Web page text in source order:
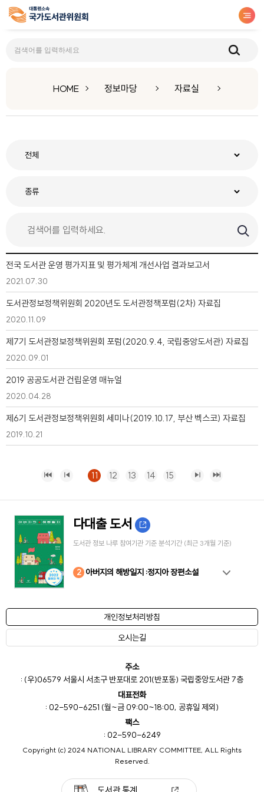
HOME 정보마당 자료실
전국 도서관 운영 평가지표 및 평가체계 개선사업 결과보고서
2021.07.30
도서관정보정책위원회 2020년도 도서관정책포럼(2차) 자료집
2020.11.09
제7기 도서관정보정책위원회 포럼(2020.9.4, 국립중앙도서관) 자료집
2020.09.01
2019 공공도서관 건립운영 매뉴얼
2020.04.28
제6기 도서관정보정책위원회 세미나(2019.10.17, 부산 벡스코) 자료집
2019.10.21
11 12 13 14 15
다대출 도서
도서관 정보 나루 참여기관 기준 분석기간 (최근 3개월 기준)
1
2 아버지의 해방일지 :정지아 장편소설
3
4
5
6
7
8
9
10
개인정보처리방침
오시는길
주소
: (우)06579 서울시 서초구 반포대로 201(반포동) 국립중앙도서관 7층
대표전화
: 02-590-6251 (월~금 09:00~18:00, 공휴일 제외)
팩스
: 02-590-6249
Copyright (c) 2024 NATIONAL LIBRARY COMMITTEE, ALL Rights
Reserved.